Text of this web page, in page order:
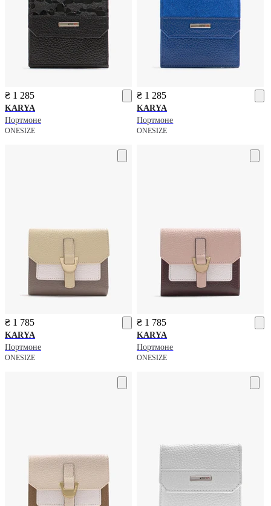
₴ 1 285
KARYA
Портмоне
ONESIZE
₴ 1 285
KARYA
Портмоне
ONESIZE
₴ 1 785
KARYA
Портмоне
ONESIZE
₴ 1 785
KARYA
Портмоне
ONESIZE